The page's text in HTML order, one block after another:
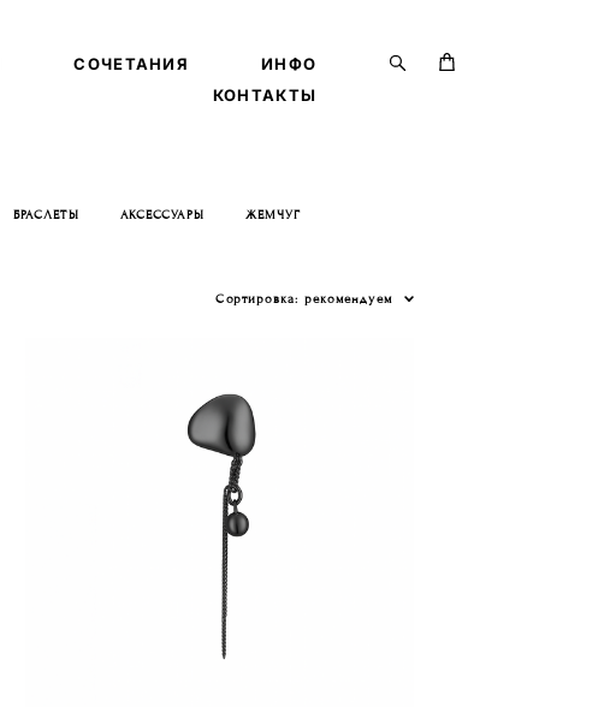
СОЧЕТАНИЯ
ИНФО
КОНТАКТЫ
СОЧЕТАНИЯ
ИНФО
КОНТАКТЫ
БРАСЛЕТЫ АКСЕССУАРЫ ЖЕМЧУГ
Сортировка: рекомендуем